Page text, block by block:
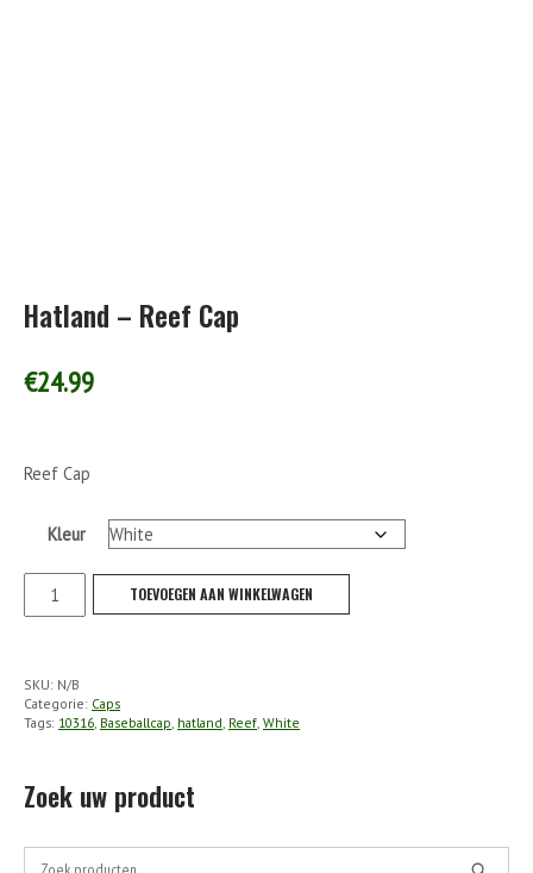
Hatland – Reef Cap
€24.99
Reef Cap
Kleur
Hatland
-
aantal
TOEVOEGEN AAN WINKELWAGEN
SKU: N/B
Categorie: Caps
Tags: 10316 Baseballcap hatland Reef White
Zoek uw product
Zoek